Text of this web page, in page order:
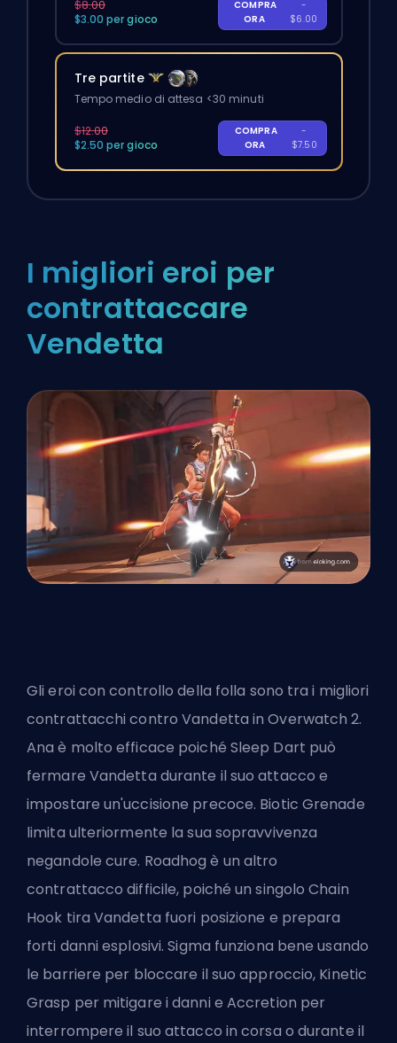
$8.00
$3.00 per gioco
COMPRA
ORA
-
$6.00
Tre partite
Tempo medio di attesa <30 minuti
$12.00
$2.50 per gioco
COMPRA
ORA
-
$7.50
I migliori eroi per
contrattaccare
Vendetta
Gli eroi con controllo della folla sono tra i migliori
contrattacchi contro Vandetta in Overwatch 2.
Ana è molto efficace poiché Sleep Dart può
fermare Vandetta durante il suo attacco e
impostare un'uccisione precoce. Biotic Grenade
limita ulteriormente la sua sopravvivenza
negandole cure. Roadhog è un altro
contrattacco difficile, poiché un singolo Chain
Hook tira Vandetta fuori posizione e prepara
forti danni esplosivi. Sigma funziona bene usando
le barriere per bloccare il suo approccio, Kinetic
Grasp per mitigare i danni e Accretion per
interrompere il suo attacco in corsa o durante il